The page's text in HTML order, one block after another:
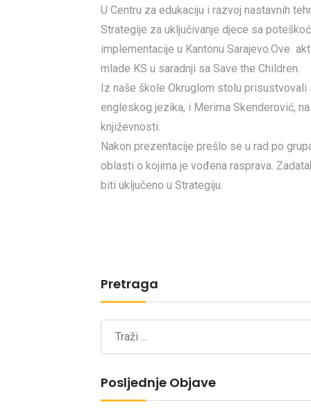
U Centru za edukaciju i razvoj nastavnih
Strategije za uključivanje djece sa
implementacije u Kantonu Sarajevo. Ove
mlade KS u saradnji sa Save the Children.
Iz naše škole Okruglom stolu prisustvovali
engleskog jezika, i Merima Skenderović,
književnosti.
Nakon prezentacije prešlo se u rad po
oblasti o kojima je vođena rasprava.
biti uključeno u Strategiju.
Pretraga
Posljednje Objave